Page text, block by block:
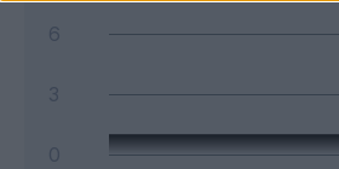
6
3
0